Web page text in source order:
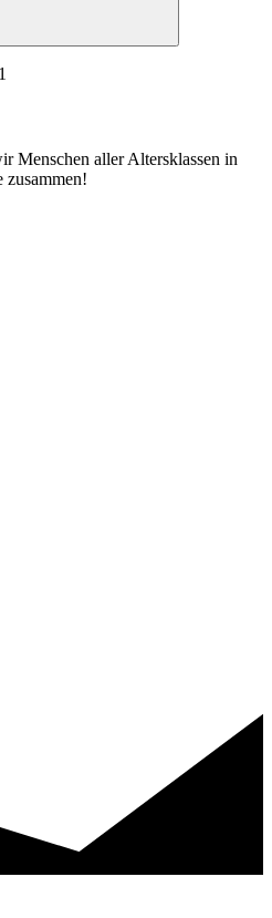
Menschen aller Altersklassen in
zusammen!